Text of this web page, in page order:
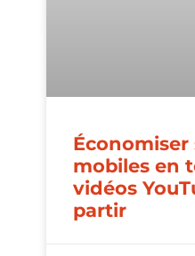
Économiser
mobiles en
vidéos
partir